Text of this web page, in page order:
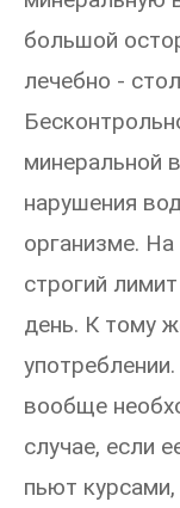
большой
лечебно -
минеральной
нарушения
организме.
строгий
день. К тому
вообще
случае, если
пьют